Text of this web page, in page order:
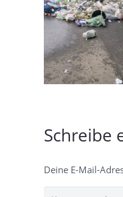
Schreibe
Deine E-Mail-